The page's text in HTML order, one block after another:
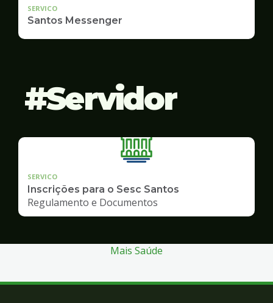
SERVICO
Santos Messenger
Servidor
SERVICO
Inscrições para o Sesc Santos
Regulamento e Documentos
Mais Saúde